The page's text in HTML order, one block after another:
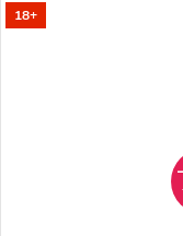
18+